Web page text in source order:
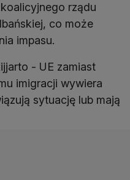
rządu
co może
impasu.
- UE zamiast
imigracji wywiera
sytuację lub mają